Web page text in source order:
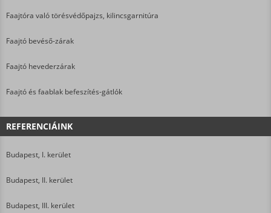
Faajtóra való törésvédőpajzs, kilincsgarnitúra
Faajtó bevéső-zárak
Faajtó hevederzárak
Faajtó és faablak befeszítés-gátlók
REFERENCIÁINK
Budapest, I. kerület
Budapest, II. kerület
Budapest, III. kerület